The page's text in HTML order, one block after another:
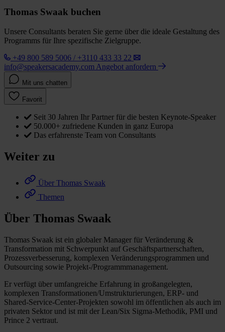
Thomas Swaak buchen
Unsere Consultants beraten Sie gerne über die ideale Gestaltung des
Programms für Ihre spezifische Zielgruppe.
+49 800 589 5006 / +3110 433 33 22
info@speakersacademy.com Angebot anfordern
Mit uns chatten
Favorit
Seit 30 Jahren Ihr Partner für die besten Keynote-Speaker
50.000+ zufriedene Kunden in ganz Europa
Das erfahrenste Team von Consultants
Weiter zu
Über Thomas Swaak
Themen
Über Thomas Swaak
Thomas Swaak ist ein globaler Manager für Veränderung &
Transformation mit Schwerpunkt auf Geschäftspartnerschaften,
Prozessverbesserung, komplexen Veränderungsprogrammen und
Outsourcing sowie Projekt-/Programmmanagement.
Er verfügt über umfangreiche Erfahrung in großangelegten,
komplexen Transformationen/Umstrukturierungen, ERP- und
Shared-Service-Center-Projekten sowohl im öffentlichen als auch im
privaten Sektor und ist mit der Lean/Six Sigma-Methodik, PMI und
Prince 2 vertraut.